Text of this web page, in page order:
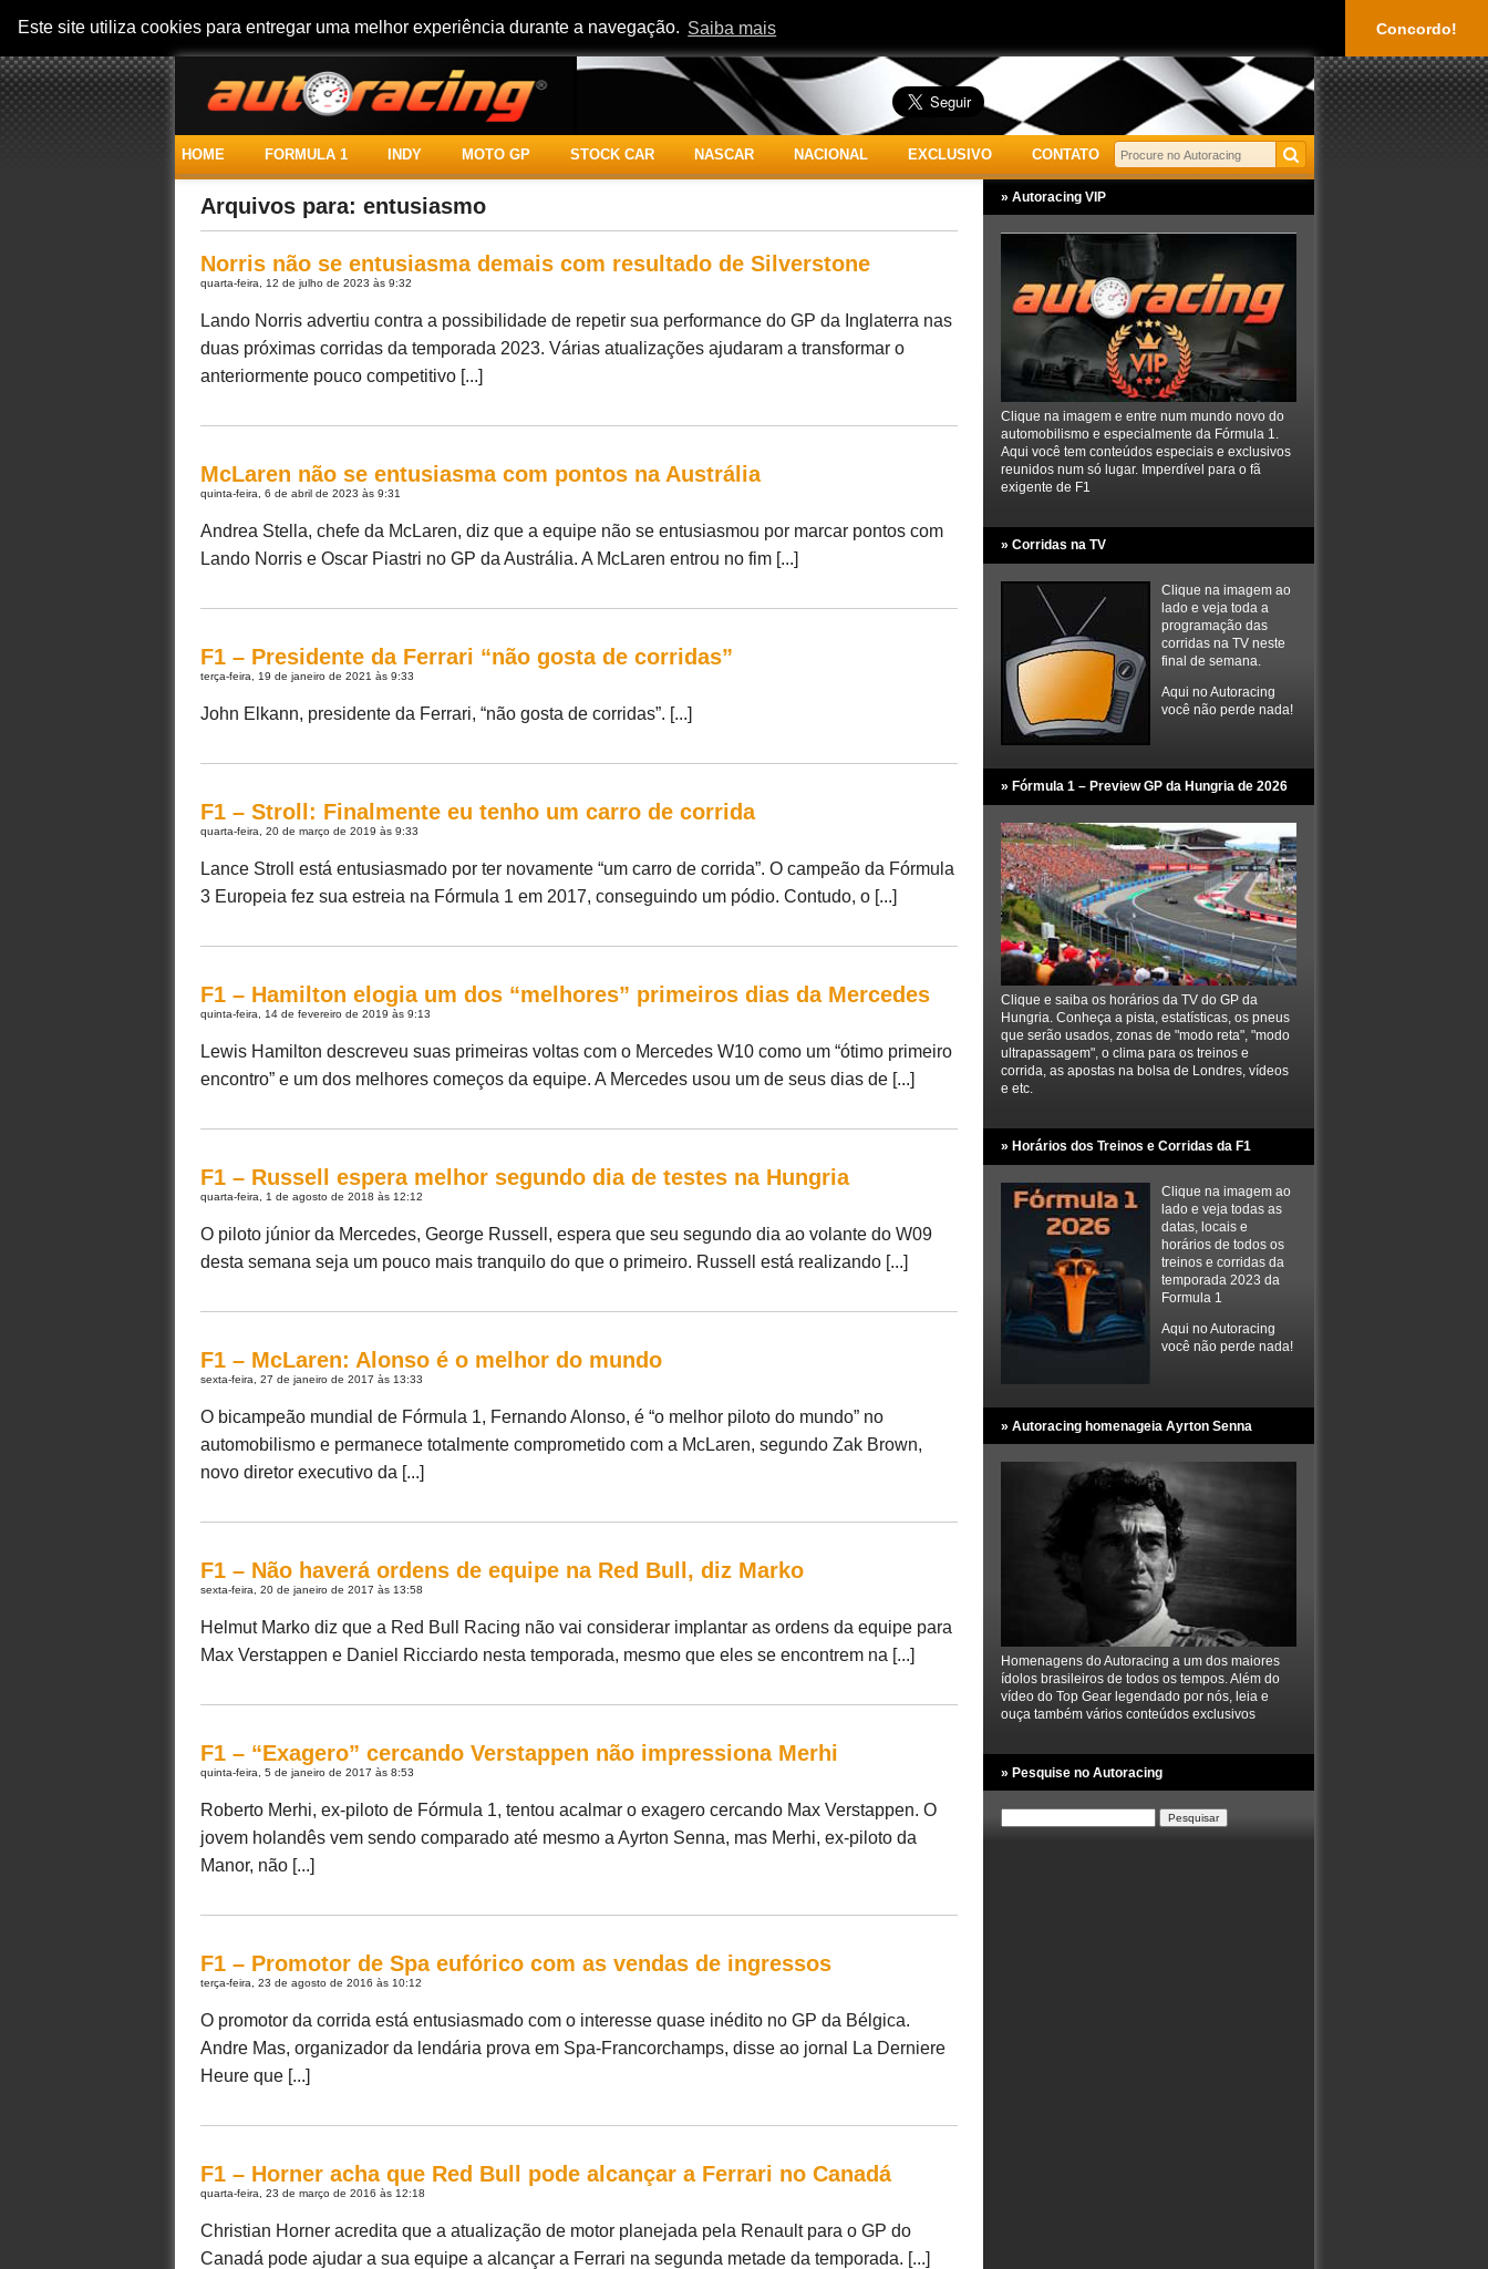
Este site utiliza cookies para entregar uma melhor experiência durante a navegação. Saiba mais Concordo!
HOME FORMULA 1 INDY MOTO GP STOCK CAR NASCAR NACIONAL EXCLUSIVO CONTATO
Arquivos para: entusiasmo
Norris não se entusiasma demais com resultado de Silverstone
quarta-feira, 12 de julho de 2023 às 9:32
Lando Norris advertiu contra a possibilidade de repetir sua performance do GP da Inglaterra nas
duas próximas corridas da temporada 2023. Várias atualizações ajudaram a transformar o
anteriormente pouco competitivo [...]
McLaren não se entusiasma com pontos na Austrália
quinta-feira, 6 de abril de 2023 às 9:31
Andrea Stella, chefe da McLaren, diz que a equipe não se entusiasmou por marcar pontos com
Lando Norris e Oscar Piastri no GP da Austrália. A McLaren entrou no fim [...]
F1 – Presidente da Ferrari “não gosta de corridas”
terça-feira, 19 de janeiro de 2021 às 9:33
John Elkann, presidente da Ferrari, “não gosta de corridas”. [...]
F1 – Stroll: Finalmente eu tenho um carro de corrida
quarta-feira, 20 de março de 2019 às 9:33
Lance Stroll está entusiasmado por ter novamente “um carro de corrida”. O campeão da Fórmula
3 Europeia fez sua estreia na Fórmula 1 em 2017, conseguindo um pódio. Contudo, o [...]
F1 – Hamilton elogia um dos “melhores” primeiros dias da Mercedes
quinta-feira, 14 de fevereiro de 2019 às 9:13
Lewis Hamilton descreveu suas primeiras voltas com o Mercedes W10 como um “ótimo primeiro
encontro” e um dos melhores começos da equipe. A Mercedes usou um de seus dias de [...]
F1 – Russell espera melhor segundo dia de testes na Hungria
quarta-feira, 1 de agosto de 2018 às 12:12
O piloto júnior da Mercedes, George Russell, espera que seu segundo dia ao volante do W09
desta semana seja um pouco mais tranquilo do que o primeiro. Russell está realizando [...]
F1 – McLaren: Alonso é o melhor do mundo
sexta-feira, 27 de janeiro de 2017 às 13:33
O bicampeão mundial de Fórmula 1, Fernando Alonso, é “o melhor piloto do mundo” no
automobilismo e permanece totalmente comprometido com a McLaren, segundo Zak Brown,
novo diretor executivo da [...]
F1 – Não haverá ordens de equipe na Red Bull, diz Marko
sexta-feira, 20 de janeiro de 2017 às 13:58
Helmut Marko diz que a Red Bull Racing não vai considerar implantar as ordens da equipe para
Max Verstappen e Daniel Ricciardo nesta temporada, mesmo que eles se encontrem na [...]
F1 – “Exagero” cercando Verstappen não impressiona Merhi
quinta-feira, 5 de janeiro de 2017 às 8:53
Roberto Merhi, ex-piloto de Fórmula 1, tentou acalmar o exagero cercando Max Verstappen. O
jovem holandês vem sendo comparado até mesmo a Ayrton Senna, mas Merhi, ex-piloto da
Manor, não [...]
F1 – Promotor de Spa eufórico com as vendas de ingressos
terça-feira, 23 de agosto de 2016 às 10:12
O promotor da corrida está entusiasmado com o interesse quase inédito no GP da Bélgica.
Andre Mas, organizador da lendária prova em Spa-Francorchamps, disse ao jornal La Derniere
Heure que [...]
F1 – Horner acha que Red Bull pode alcançar a Ferrari no Canadá
quarta-feira, 23 de março de 2016 às 12:18
Christian Horner acredita que a atualização de motor planejada pela Renault para o GP do
Canadá pode ajudar a sua equipe a alcançar a Ferrari na segunda metade da temporada. [...]
» Autoracing VIP
Clique na imagem e entre num mundo novo do
automobilismo e especialmente da Fórmula 1.
Aqui você tem conteúdos especiais e exclusivos
reunidos num só lugar. Imperdível para o fã
exigente de F1
» Corridas na TV
Clique na imagem ao
lado e veja toda a
programação das
corridas na TV neste
final de semana.
Aqui no Autoracing
você não perde nada!
» Fórmula 1 – Preview GP da Hungria de 2026
Clique e saiba os horários da TV do GP da
Hungria. Conheça a pista, estatísticas, os pneus
que serão usados, zonas de "modo reta", "modo
ultrapassagem", o clima para os treinos e
corrida, as apostas na bolsa de Londres, vídeos
e etc.
» Horários dos Treinos e Corridas da F1
Clique na imagem ao
lado e veja todas as
datas, locais e
horários de todos os
treinos e corridas da
temporada 2023 da
Formula 1
Aqui no Autoracing
você não perde nada!
» Autoracing homenageia Ayrton Senna
Homenagens do Autoracing a um dos maiores
ídolos brasileiros de todos os tempos. Além do
vídeo do Top Gear legendado por nós, leia e
ouça também vários conteúdos exclusivos
» Pesquise no Autoracing
por: